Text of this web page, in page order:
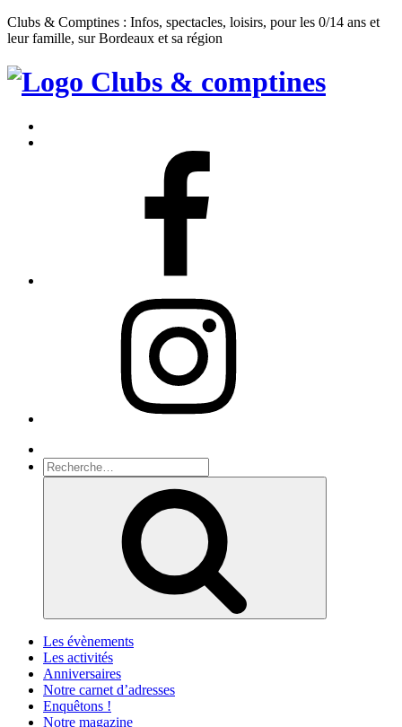
Clubs & Comptines : Infos, spectacles, loisirs, pour les 0/14 ans et
leur famille, sur Bordeaux et sa région
Clubs
Comptines
Recherche
pour
Les évènements
Les activités
Anniversaires
Notre carnet d’adresses
Enquêtons !
Notre magazine